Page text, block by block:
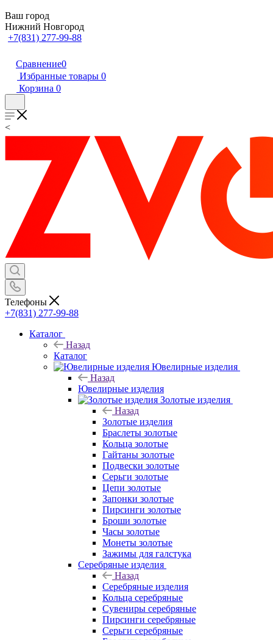
Ваш город
Нижний Новгород
+7(831) 277-99-88
Сравнение0
Избранные товары 0
Корзина 0
<
Телефоны
+7(831) 277-99-88
Каталог
Назад
Каталог
Ювелирные изделия
Назад
Ювелирные изделия
Золотые изделия
Назад
Золотые изделия
Браслеты золотые
Кольца золотые
Гайтаны золотые
Подвески золотые
Серьги золотые
Цепи золотые
Запонки золотые
Пирсинги золотые
Броши золотые
Часы золотые
Монеты золотые
Зажимы для галстука
Серебряные изделия
Назад
Серебряные изделия
Кольца серебряные
Сувениры серебряные
Пирсинги серебряные
Серьги серебряные